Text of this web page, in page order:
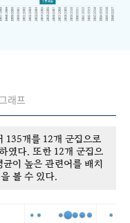
래프
135개를 12개 군집으로
였다. 또한 12개 군집으
이 높은 관련어를 배치
볼 수 있다.